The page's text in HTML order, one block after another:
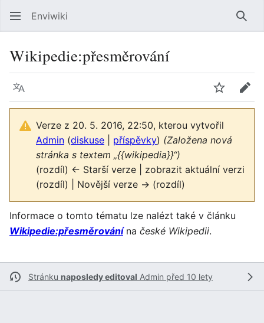
Enviwiki
Wikipedie:přesměrování
Jazyk Sledovat
Verze z 20. 5. 2016, 22:50, kterou vytvořil
Admin (diskuse příspěvky) (Založena nová
stránka s textem „{{wikipedia}}“)
(rozdíl) ← Starší verze | zobrazit aktuální verzi
(rozdíl) | Novější verze → (rozdíl)
Informace o tomto tématu lze nalézt také v článku
Wikipedie:přesměrovánína české Wikipedii.
Stránku naposledy editoval Admin před 10 lety